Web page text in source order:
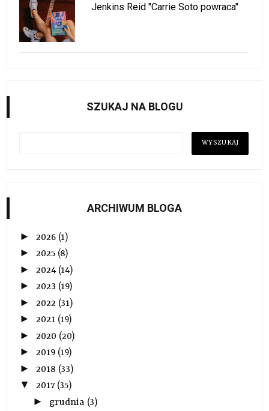
Jenkins Reid "Carrie Soto powraca"
SZUKAJ NA BLOGU
ARCHIWUM BLOGA
► 2026 (1)
►2025 (8)
► 2024 (14)
►2023 (19)
► 2022 (31)
►2021 (19)
► 2020 (20)
►2019 (19)
► 2018 (33)
▼2017 (35)
► grudnia (3)